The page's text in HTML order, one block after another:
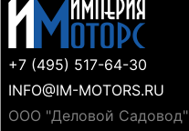
+7 (495) 517-64-30
INFO@IM-MOTORS.RU
ООО "Деловой Садовод"